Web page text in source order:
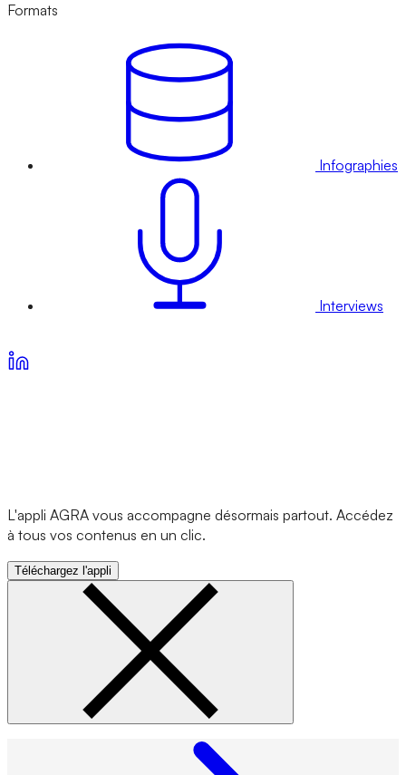
Formats
Infographies
Interviews
L'appli AGRA vous accompagne désormais partout. Accédez
à tous vos contenus en un clic.
Téléchargez l'appli